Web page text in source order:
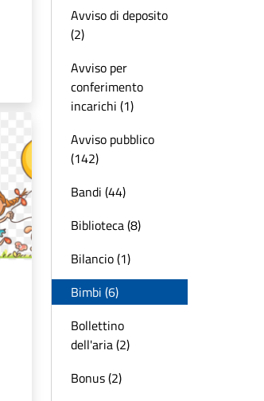
Avviso di deposito
(2)
Avviso per
conferimento
incarichi (1)
Avviso pubblico
(142)
Bandi (44)
Biblioteca (8)
Bilancio (1)
Bimbi (6)
Bollettino
dell'aria (2)
Bonus (2)